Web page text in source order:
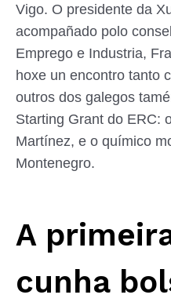
Vigo. O presidente da
acompañado polo
Emprego e Industria,
hoxe un encontro tanto
outros dos galegos
Starting Grant do ERC:
Martínez, e o químico
Montenegro.
A
cunha